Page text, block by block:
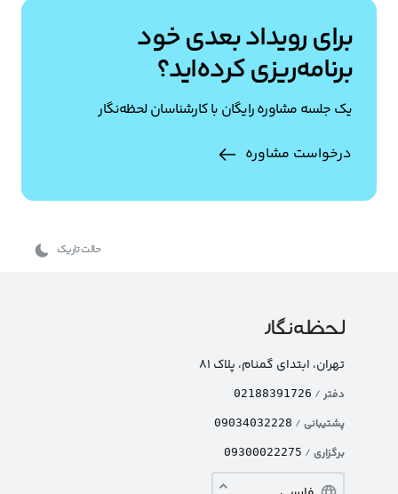
برای رویداد بعدی خود
برنامه‌ریزی کرده‌اید؟
یک جلسه مشاوره رایگان با کارشناسان لحظه‌نگار
درخواست مشاوره
حالت تاریک
تهران، ابتدای گمنام، پلاک ۸۱
دفتر /
02188391726
پشتیبانی /
09034032228
برگزاری /
09300022275